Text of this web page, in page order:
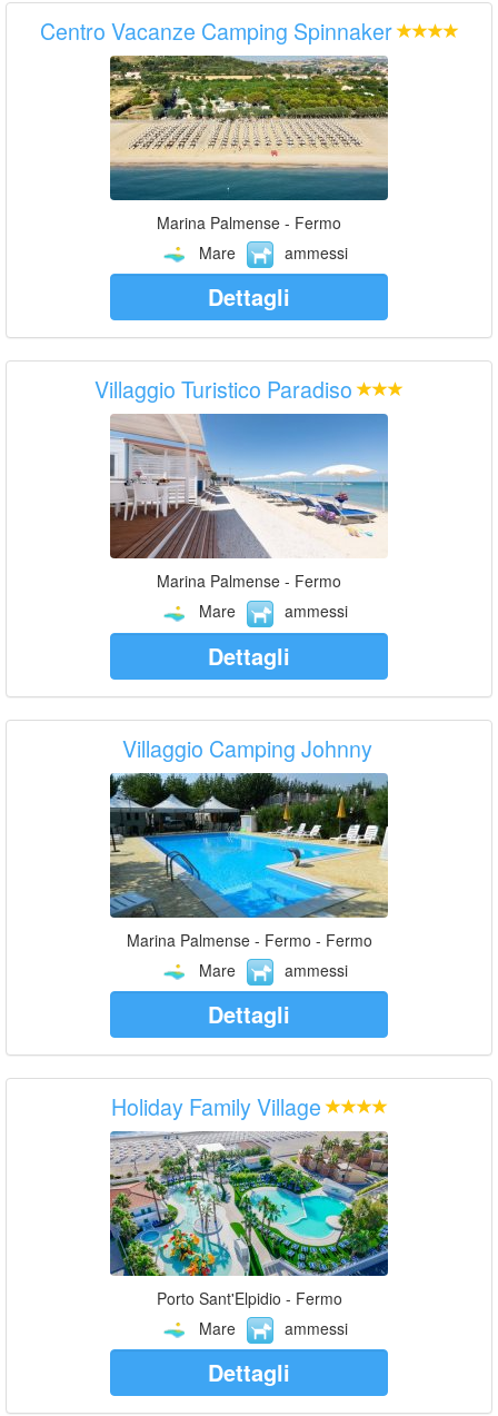
Centro Vacanze Camping Spinnaker
Marina Palmense - Fermo
Mare
ammessi
Dettagli
Villaggio Turistico Paradiso
Marina Palmense - Fermo
Mare
ammessi
Dettagli
Villaggio Camping Johnny
Marina Palmense - Fermo - Fermo
Mare
ammessi
Dettagli
Holiday Family Village
Porto Sant'Elpidio - Fermo
Mare
ammessi
Dettagli